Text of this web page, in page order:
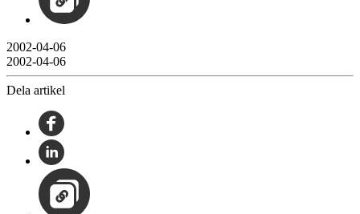
2002-04-06
2002-04-06
Dela artikel